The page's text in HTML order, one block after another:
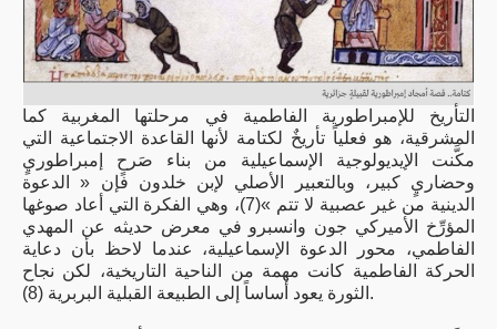
التأريخ للإمبراطورية الفاطمية في مرحلتها المغربية كما
المشرقية، هو فعلياً تأريخٌ لكتامة لأنها القاعدة الاجتماعية التي
مكَّنت الإيديولوجية الإسماعيلية من بناء صَرحٍ إمبراطوريٍ
وحضاريٍ كبير، وبالتعبير الأصلي لإبن خلدون فإن « الدعوة
الدينية من غير عصبية لا تتم »(7)، وهي الفكرة التي أعاد صوغها
المؤرِّخ الأميركي جون وانسبرو في معرض حديثه عن المهدي
الفاطمي، محور الدعوة الإسماعيلية، عندما لاحظ بأن دعاية
الحركة الفاطمية كانت مهمة من الناحية التاريخية، لكن نجاح
الثورة يعود أساساً إلى الطبيعة القبلية البربرية (8).